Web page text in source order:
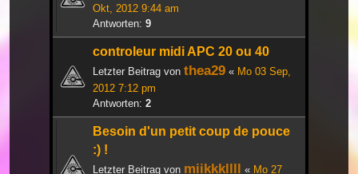
Okt, 2012 9:44 am
Antworten: 9
controleur midi APC 20 ou 40
Letzter Beitrag von thea29 « Mo 03 Sep,
2012 7:12 pm
Antworten: 2
Besoin d'un petit coup de pouce
:) !
Letzter Beitrag von miikkkllll « Mo 27